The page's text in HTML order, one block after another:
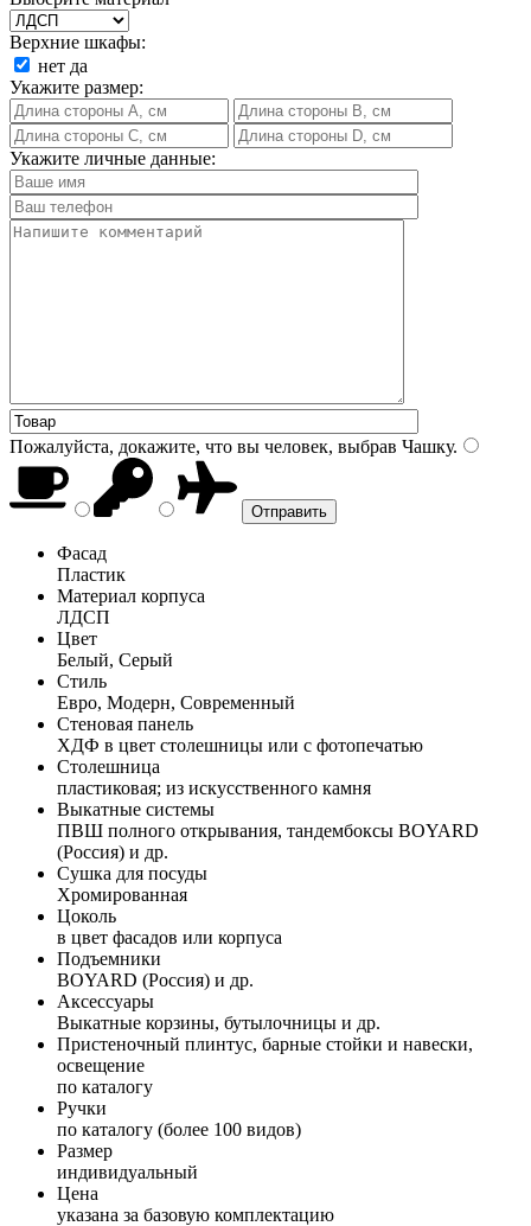
Верхние шкафы:
нет да
Укажите размер:
Укажите личные данные:
Пожалуйста, докажите, что вы человек, выбрав Чашку.
Фасад
Пластик
Материал корпуса
ЛДСП
Цвет
Белый, Серый
Стиль
Евро, Модерн, Современный
Стеновая панель
ХДФ в цвет столешницы или с фотопечатью
Столешница
пластиковая; из искусственного камня
Выкатные системы
ПВШ полного открывания, тандембоксы BOYARD
(Россия) и др.
Сушка для посуды
Хромированная
Цоколь
в цвет фасадов или корпуса
Подъемники
BOYARD (Россия) и др.
Аксессуары
Выкатные корзины, бутылочницы и др.
Пристеночный плинтус, барные стойки и навески,
освещение
по каталогу
Ручки
по каталогу (более 100 видов)
Размер
индивидуальный
Цена
указана за базовую комплектацию